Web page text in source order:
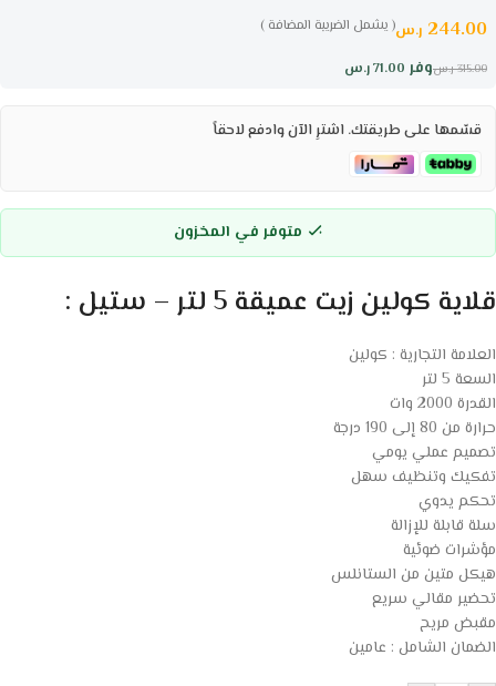
( يشمل الضريبة المضافة ) 244.00 ر.س
وفر 71.00ر.س 315.00 ر.س
قسّمها على طريقتك. اشترِ الآن وادفع لاحقاً
متوفر في المخزون
قلاية كولين زيت عميقة 5 لتر – ستيل :
العلامة التجارية : كولين
السعة 5 لتر
القدرة 2000 وات
حرارة من 80 إلى 190 درجة
تصميم عملي يومي
تفكيك وتنظيف سهل
تحكم يدوي
سلة قابلة للإزالة
مؤشرات ضوئية
هيكل متين من الستانلس
تحضير مقالي سريع
مقبض مريح
الضمان الشامل : عامين